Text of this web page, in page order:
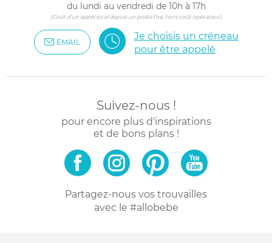
du lundi au vendredi de 10h à 17h
(Coût d'un appel local depuis un poste fixe, hors coût opérateur)
EMAIL
Je choisis un créneau
pour être appelé
Suivez-nous !
pour encore plus d'inspirations
et de bons plans !
Partagez-nous vos trouvailles
avec le #allobebe